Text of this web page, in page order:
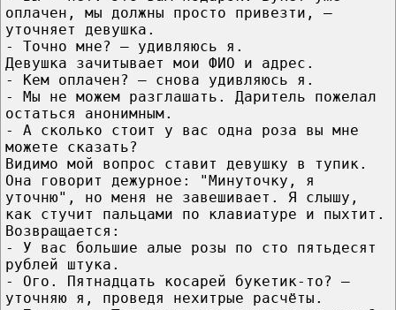
оплачен, мы должны просто привезти, —
уточняет девушка.
- Точно мне? — удивляюсь я.
Девушка зачитывает мои ФИО и адрес.
- Кем оплачен? — снова удивляюсь я.
- Мы не можем разглашать. Даритель пожелал
остаться анонимным.
- А сколько стоит у вас одна роза вы мне
можете сказать?
Видимо мой вопрос ставит девушку в тупик.
Она говорит дежурное: "Минуточку, я
уточню", но меня не завешивает. Я слышу,
как стучит пальцами по клавиатуре и пыхтит.
Возвращается:
- У вас большие алые розы по сто пятьдесят
рублей штука.
- Ого. Пятнадцать косарей букетик-то? —
уточняю я, проведя нехитрые расчёты.